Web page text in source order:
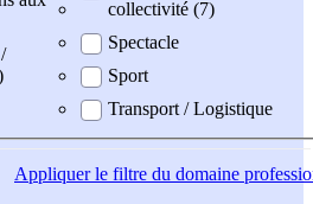
collectivité (7)
Spectacle
Sport
Transport / Logistique
Appliquerle filtre du domaine